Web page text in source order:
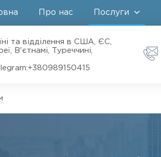
Про нас Послуги
та відділення в США, ЄС,
В'єтнамі, Туреччині,